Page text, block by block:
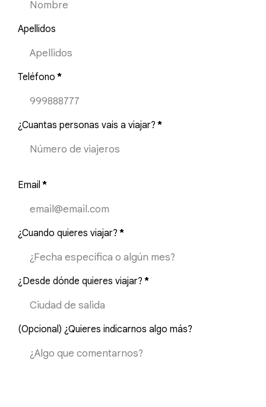
Apellidos
Teléfono *
¿Cuantas personas vais a viajar? *
Email *
¿Cuando quieres viajar? *
¿Desde dónde quieres viajar? *
(Opcional) ¿Quieres indicarnos algo más?